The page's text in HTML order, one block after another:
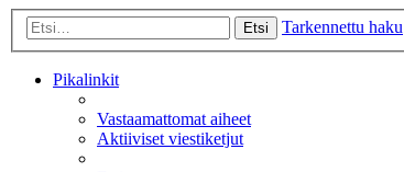
Etsi Tarkennettu haku
Pikalinkit
Vastaamattomat aiheet
Aktiiviset viestiketjut